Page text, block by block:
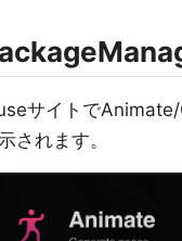
サイトで
されます。